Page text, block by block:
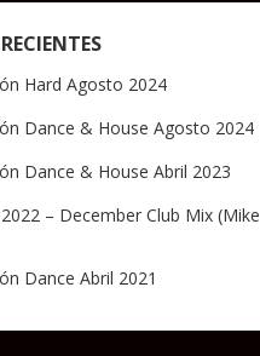
Hard Agosto 2024
Dance & House Agosto 2024
Dance & House Abril 2023
– December Club Mix (Mike
Dance Abril 2021